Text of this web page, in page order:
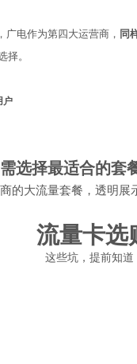
电作为第四大运营商， 同
择。
户
选择最适合的套
的大流量套餐，透明
流量卡选
这些坑，提前知道